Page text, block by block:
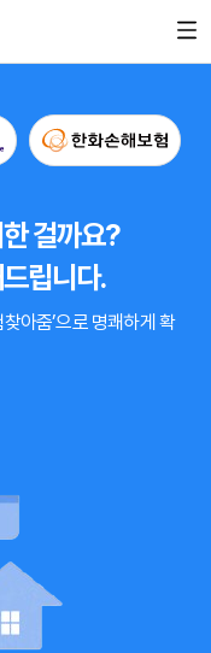
걸까요?
립니다.
아줌’으로 명쾌하게 확